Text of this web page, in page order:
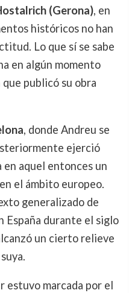
(Gerona), en
históricos no han
Lo que sí se sabe
en algún momento
publicó su obra
, donde Andreu se
ejerció
aquel entonces un
el ámbito europeo.
generalizado de
España durante el siglo
un cierto relieve
estuvo marcada por el